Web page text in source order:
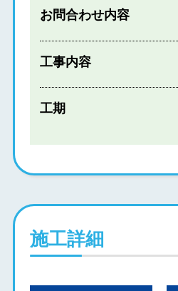
お問合わせ内容
工事内容
工期
施工詳細